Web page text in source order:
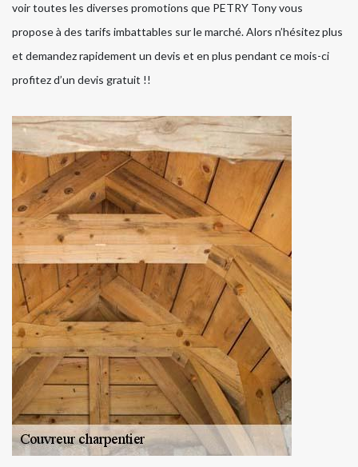
voir toutes les diverses promotions que PETRY Tony vous
propose à des tarifs imbattables sur le marché. Alors n’hésitez plus
et demandez rapidement un devis et en plus pendant ce mois-ci
profitez d’un devis gratuit !!